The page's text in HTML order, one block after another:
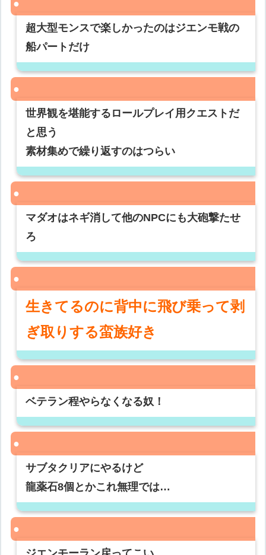
超大型モンスで楽しかったのはジエンモ戦の
船パートだけ
世界観を堪能するロールプレイ用クエストだ
と思う
素材集めで繰り返すのはつらい
マダオはネギ消して他のNPCにも大砲撃たせ
ろ
生きてるのに背中に飛び乗って剥
ぎ取りする蛮族好き
ベテラン程やらなくなる奴！
サブタクリアにやるけど
龍薬石8個とかこれ無理では…